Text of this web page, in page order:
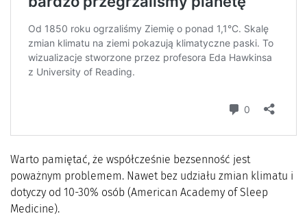
Warto pamiętać, że współcześnie bezsenność jest
poważnym problemem. Nawet bez udziału zmian klimatu i
dotyczy od 10-30% osób (American Academy of Sleep
Medicine).